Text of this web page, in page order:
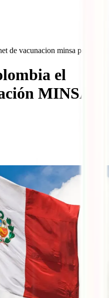
de vacunacion minsa peruano
el
MINSA